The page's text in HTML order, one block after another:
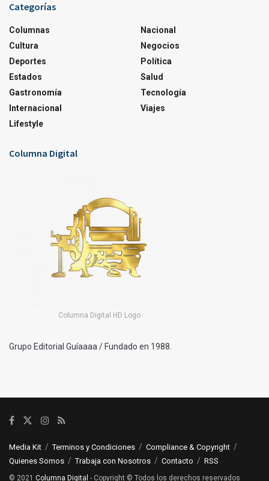
Categorías
Columnas
Cultura
Deportes
Estados
Gastronomía
Internacional
Lifestyle
Nacional
Negocios
Política
Salud
Tecnología
Viajes
Columna Digital
Columna Digital HD Logo
Grupo Editorial Guíaaaa / Fundado en 1988.
Media Kit Terminos y Condiciones
Compliance & Copyright
Quienes Somos
Trabaja con Nosotros Contacto RSS
© 2021 Columna Digital - Copyright © Todos los derechos reservados